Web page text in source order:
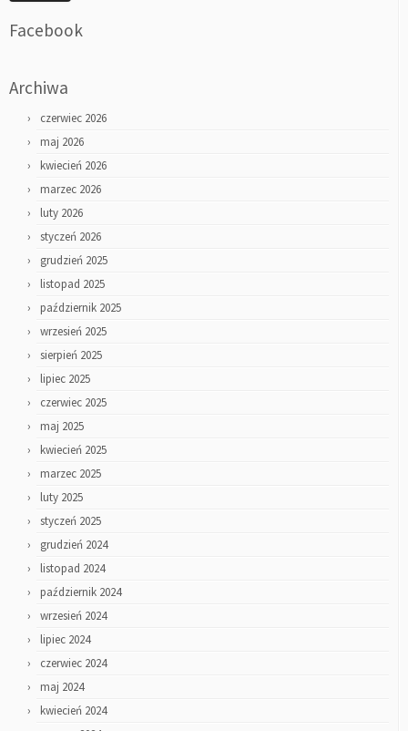
Facebook
Archiwa
czerwiec 2026
maj 2026
kwiecień 2026
marzec 2026
luty 2026
styczeń 2026
grudzień 2025
listopad 2025
październik 2025
wrzesień 2025
sierpień 2025
lipiec 2025
czerwiec 2025
maj 2025
kwiecień 2025
marzec 2025
luty 2025
styczeń 2025
grudzień 2024
listopad 2024
październik 2024
wrzesień 2024
lipiec 2024
czerwiec 2024
maj 2024
kwiecień 2024